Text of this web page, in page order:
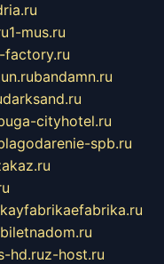
1-mus.ru
factory.ru
bandamn.ru
darksand.ru
cityhotel.ru
spb.ru
biletnadom.ru
hd.ruz-host.ru